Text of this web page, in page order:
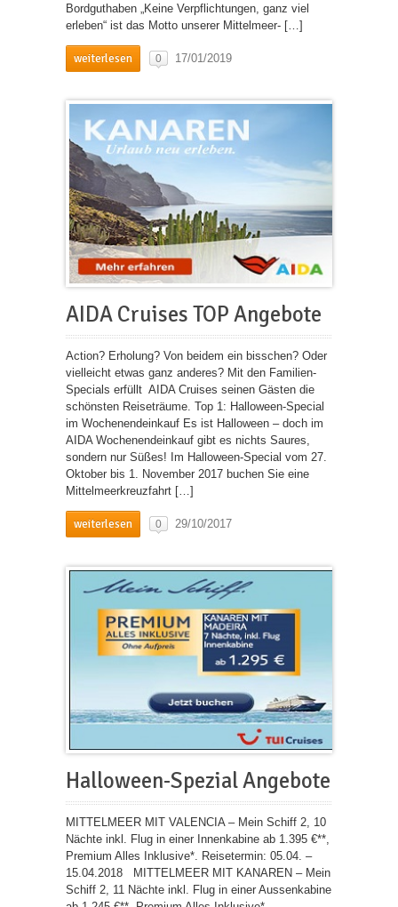
Bordguthaben „Keine Verpflichtungen, ganz viel
erleben“ ist das Motto unserer Mittelmeer- […]
weiterlesen 0 17/01/2019
AIDA Cruises TOP Angebote
Action? Erholung? Von beidem ein bisschen? Oder
vielleicht etwas ganz anderes? Mit den Familien-
Specials erfüllt AIDA Cruises seinen Gästen die
schönsten Reiseträume. Top 1: Halloween-Special
im Wochenendeinkauf Es ist Halloween – doch im
AIDA Wochenendeinkauf gibt es nichts Saures,
sondern nur Süßes! Im Halloween-Special vom 27.
Oktober bis 1. November 2017 buchen Sie eine
Mittelmeerkreuzfahrt […]
weiterlesen 0 29/10/2017
Halloween-Spezial Angebote
MITTELMEER MIT VALENCIA – Mein Schiff 2, 10
Nächte inkl. Flug in einer Innenkabine ab 1.395 €**,
Premium Alles Inklusive*. Reisetermin: 05.04. –
15.04.2018 MITTELMEER MIT KANAREN – Mein
Schiff 2, 11 Nächte inkl. Flug in einer Aussenkabine